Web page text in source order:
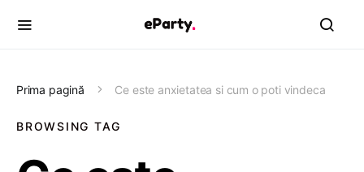
Prima pagină Ce este anxietatea si cum o poti vindeca
BROWSING TAG